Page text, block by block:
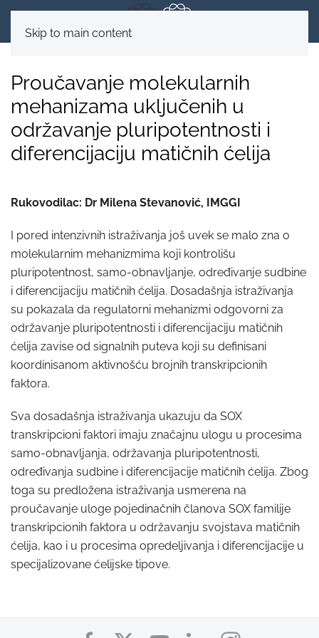
Skip to main content
Proučavanje molekularnih
mehanizama uključenih u
održavanje pluripotentnosti i
diferencijaciju matičnih ćelija
Rukovodilac: Dr Milena Stevanović, IMGGI
I pored intenzivnih istraživanja još uvek se malo zna o
molekularnim mehanizmima koji kontrolišu
pluripotentnost, samo-obnavljanje, određivanje sudbine
i diferencijaciju matičnih ćelija. Dosadašnja istraživanja
su pokazala da regulatorni mehanizmi odgovorni za
održavanje pluripotentnosti i diferencijaciju matičnih
ćelija zavise od signalnih puteva koji su definisani
koordinisanom aktivnošću brojnih transkripcionih
faktora.
Sva dosadašnja istraživanja ukazuju da SOX
transkripcioni faktori imaju značajnu ulogu u procesima
samo-obnavljanja, održavanja pluripotentnosti,
određivanja sudbine i diferencijacije matičnih ćelija. Zbog
toga su predložena istraživanja usmerena na
proučavanje uloge pojedinačnih članova SOX familije
transkripcionih faktora u održavanju svojstava matičnih
ćelija, kao i u procesima opredeljivanja i diferencijacije u
specijalizovane ćelijske tipove.